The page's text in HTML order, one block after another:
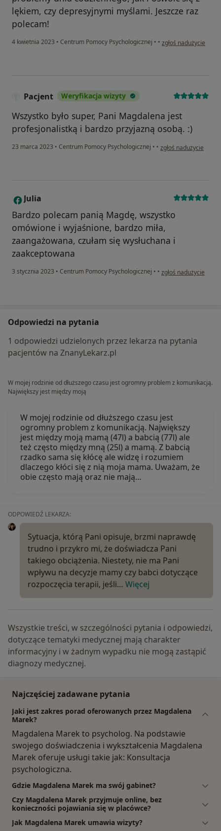
lękiem, czy depresyjnymi myślami. Jeszcze raz
polecam!
4 kwietnia 2023 • Centrum Pomocy Psychologicznej • • w opinii użytkownika
zgłoś nadużycie
Pacjent Weryfikacja wizyty
Wszystko było super, Pani Magdalena jest
profesjonalistką i bardzo przyjazną osobą. :)
23 marca 2023 • Centrum Pomocy Psychologicznej • • w opinii użytkownika
zgłoś nadużycie
J Julia
Bardzo polecam panią Magdę, wszystko
omówione i wyjaśnione, bardzo miła,
zaangażowana, czułam się wysłuchana i
zaakceptowana
3 stycznia 2023 • Centrum Pomocy Psychologicznej • • w opinii użytkownika
zgłoś nadużycie
Odpowiedzi na pytania
1 odpowiedzi udzielonych przez lekarza na pytania
pacjentów na ZnanyLekarz.pl
W mojej rodzinie od dłuższego czasu jest ogromny problem z komunikacją.
Największy jest między moją
W mojej rodzinie od dłuższego czasu jest
ogromny problem z komunikacją. Największy
jest między moją mamą (47l) a babcią (77l) ale
też często między mną (25l) a mamą. Z babcią
rzadko sama się kłócę ale widzę i rozumiem
dlaczego kłóci się z nią moja mama. Uważam, że
obie często mają oraz nie mają…
ODPOWIEDŹ LEKARZA:
Sytuacja, którą Pani opisuje, brzmi naprawdę
trudno i przykro mi, że doświadcza Pani
takiego obciążenia. Niestety, nie ma Pani
wpływu na decyzje mamy czy babci dotyczące
rozpoczęcia terapii, jeśli… Więcej
Wszystkie treści, w szczególności pytania i odpowiedzi,
dotyczące tematyki medycznej mają charakter
informacyjny i w żadnym wypadku nie mogą zastąpić
diagnozy medycznej.
Najczęściej zadawane pytania
Jaki jest zakres porad oferowanych przez Magdalena
Marek?
Magdalena Marek to psycholog. Na podstawie
swojego doświadczenia i wykształcenia Magdalena
Marek oferuje usługi takie jak: Konsultacja
psychologiczna.
Gdzie Magdalena Marek ma swój gabinet?
Czy Magdalena Marek przyjmuje online, bez
konieczności pojawiania się w placówce?
Jak Magdalena Marek umawia wizyty?